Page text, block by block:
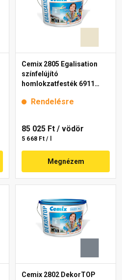
Cemix 2805 Egalisation
színfelújító
homlokzatfesték 6911
Rendelésre
85 025 Ft / vödör
5 668 Ft / l
Megnézem
Cemix 2802 DekorTOP